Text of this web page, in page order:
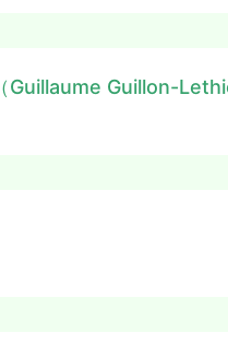
（Guillaume Guillon-